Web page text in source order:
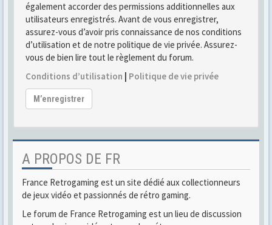
également accorder des permissions additionnelles aux
utilisateurs enregistrés. Avant de vous enregistrer,
assurez-vous d’avoir pris connaissance de nos conditions
d’utilisation et de notre politique de vie privée. Assurez-
vous de bien lire tout le règlement du forum.
Conditions d’utilisation | Politique de vie privée
M’enregistrer
A PROPOS DE FR
France Retrogaming est un site dédié aux collectionneurs
de jeux vidéo et passionnés de rétro gaming.
Le forum de France Retrogaming est un lieu de discussion